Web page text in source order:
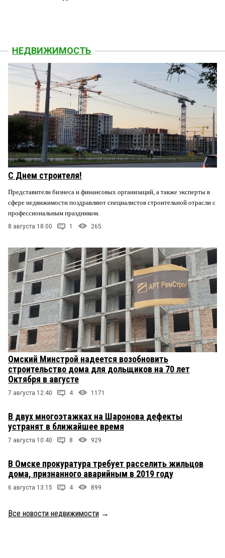
НЕДВИЖИМОСТЬ
С Днем строителя!
Представители бизнеса и финансовых организаций, а также эксперты в
сфере недвижимости поздравляют специалистов строительной отрасли с
профессиональным праздником.
8 августа 18:00 1 265
Омский Минстрой надеется возобновить
строительство дома для дольщиков на 70 лет
Октября в августе
7 августа 12:40 4 1171
В двух многоэтажках на Шаронова дефекты
устранят в ближайшее время
7 августа 10:40 8 929
В Омске прокуратура требует расселить жильцов
дома, признанного аварийным в 2019 году
6 августа 13:15 4 899
Все новости недвижимости →